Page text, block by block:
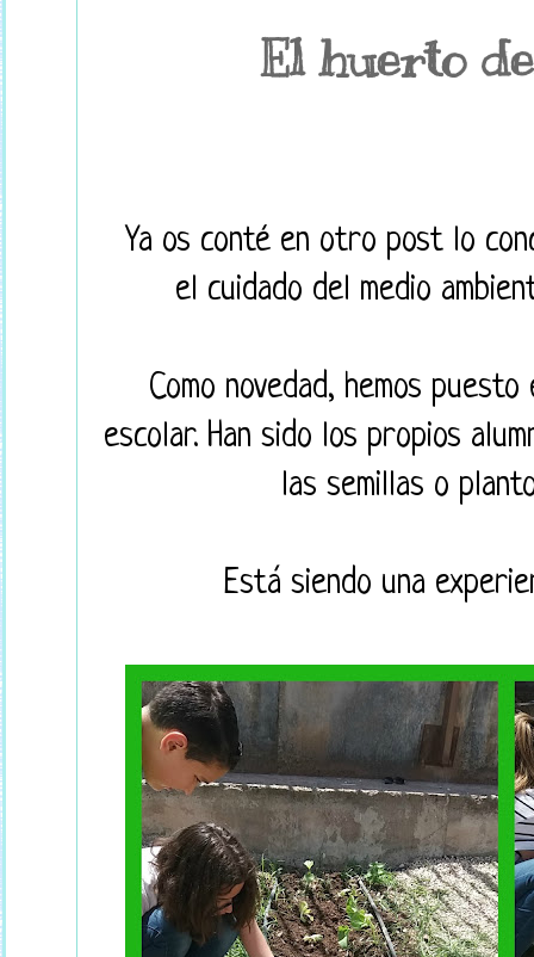
El huerto
Ya os conté en otro post lo
el cuidado del medio
Como novedad, hemos
escolar. Han sido los propios
las semillas o
Está siendo una